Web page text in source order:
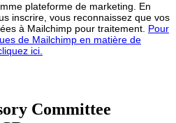
plateforme de marketing. En
inscrire, vous reconnaissez que vos
à Mailchimp pour traitement. Pour
de Mailchimp en matière de
ici.
Committee